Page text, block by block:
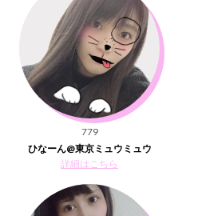
779
ひなーん@東京ミュウミュウ
詳細はこちら